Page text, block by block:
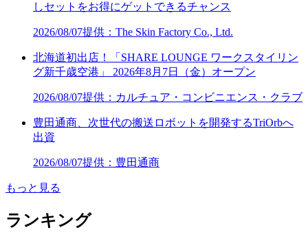
しセットをお得にゲットできるチャンス
2026/08/07提供：The Skin Factory Co., Ltd.
北海道初出店！「SHARE LOUNGE ワークスタイリン
グ新千歳空港」 2026年8月7日（金）オープン
2026/08/07提供：カルチュア・コンビニエンス・クラブ
豊田通商、次世代の搬送ロボットを開発するTriOrbへ
出資
2026/08/07提供：豊田通商
もっと見る
ランキング